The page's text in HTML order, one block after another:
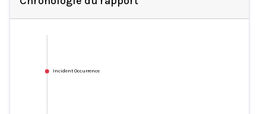
Incident Occurrence